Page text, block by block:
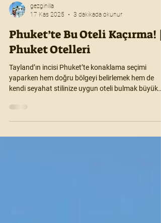
gezginilla
17 Kas 2025
3 dakikada okunur
Phuket’te Bu Oteli Kaçırma! |
Phuket Otelleri
Tayland’ın incisi Phuket’te konaklama seçimi
fark yaratıyor. İşte keyifli ve verimli bir seyahat için